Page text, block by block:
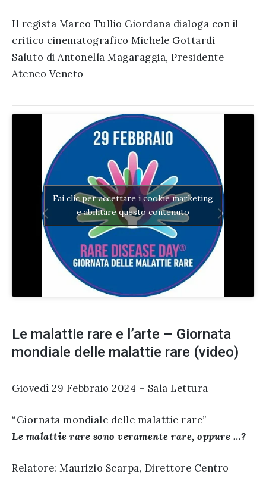
Il regista Marco Tullio Giordana dialoga con il
critico cinematografico Michele Gottardi
Saluto di Antonella Magaraggia, Presidente
Ateneo Veneto
Fai clic per accettare i cookie marketing
e abilitare questo contenuto
Le malattie rare e l’arte – Giornata
mondiale delle malattie rare (video)
Giovedì 29 Febbraio 2024 – Sala Lettura
“Giornata mondiale delle malattie rare”
Le malattie rare sono veramente rare, oppure …?
Relatore: Maurizio Scarpa, Direttore Centro